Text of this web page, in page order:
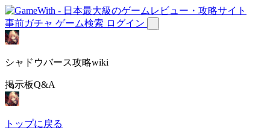
事前ガチャ ゲーム検索 ログイン
シャドウバース攻略wiki
掲示板Q&A
トップに戻る